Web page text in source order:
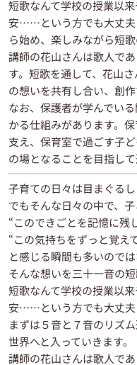
短歌なんて学校の授業以
安……という方でも大丈夫
ら始め、楽しみながら短
講師の花山さんは歌人で
す。短歌を通して、花山
の想いを共有し合い、創
なお、保護者が学んでい
かる仕組みがあります。
支え、保育室で過ごす子
の場となることを目指して
子育ての日々は目まぐる
でもそんな日々の中で、
“このできごとを記憶に残
“この気持ちをずっと覚え
と感じる瞬間も多いのでは
そんな想いを三十一音の
短歌なんて学校の授業以
安……という方でも大丈夫
まずは５音と７音のリズ
世界へと入っていきます。
講師の花山さんは歌人で